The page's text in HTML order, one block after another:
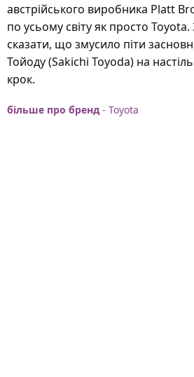
австрійського виробника Platt
по усьому світу як просто
сказати, що змусило піти
Тойоду (Sakichi Toyoda) на
крок.
більше про бренд - Toyota